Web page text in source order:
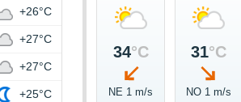
34°C
NE 1 m/s
31°C
NO 1 m/s
+26°C
+27°C
+27°C
+25°C